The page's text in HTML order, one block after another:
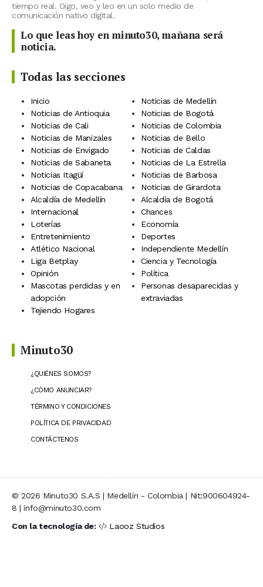
tiempo real. Oigo, veo y leo en un solo medio de
comunicación nativo digital.
Lo que leas hoy en minuto30, mañana será
noticia.
Todas las secciones
Inicio
Noticias de Medellín
Noticias de Antioquia
Noticias de Bogotá
Noticias de Cali
Noticias de Colombia
Noticias de Manizales
Noticias de Bello
Noticias de Envigado
Noticias de Caldas
Noticias de Sabaneta
Noticias de La Estrella
Noticias Itagüí
Noticias de Barbosa
Noticias de Copacabana
Noticias de Girardota
Alcaldía de Medellín
Alcaldía de Bogotá
Internacional
Chances
Loterías
Economía
Entretenimiento
Deportes
Atlético Nacional
Independiente Medellín
Liga Betplay
Ciencia y Tecnología
Opinión
Política
Mascotas perdidas y en
adopción
Personas desaparecidas y
extraviadas
Tejiendo Hogares
Minuto30
¿QUIÉNES SOMOS?
¿CÓMO ANUNCIAR?
TÉRMINO Y CONDICIONES
POLÍTICA DE PRIVACIDAD
CONTÁCTENOS
© 2026 Minuto30 S.A.S | Medellín - Colombia | Nit:900604924-
8 | info@minuto30.com
Con la tecnología de:
Laooz Studios